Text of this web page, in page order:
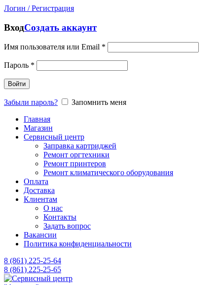
Логин / Регистрация
ВходСоздать аккаунт
Имя пользователя или Email *
Пароль *
Войти
Забыли пароль?
Запомнить меня
Главная
Магазин
Сервисный центр
Заправка картриджей
Ремонт оргтехники
Ремонт принтеров
Ремонт климатического оборудования
Оплата
Доставка
Клиентам
О нас
Контакты
Задать вопрос
Вакансии
Политика конфиденциальности
8 (861) 225-25-64
8 (861) 225-25-65